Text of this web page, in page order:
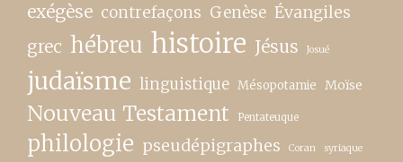
exégèse contrefaçons Genèse Évangiles
grec hébreu histoire Jésus Josué
judaïsme linguistique Mésopotamie Moïse
Nouveau Testament Pentateuque
philologie pseudépigraphes Coran syriaque